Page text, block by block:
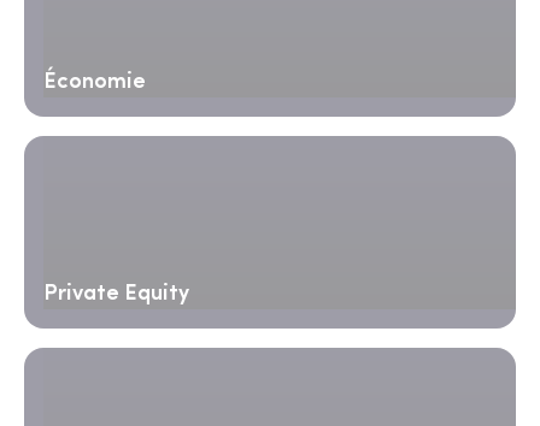
Économie
Private Equity